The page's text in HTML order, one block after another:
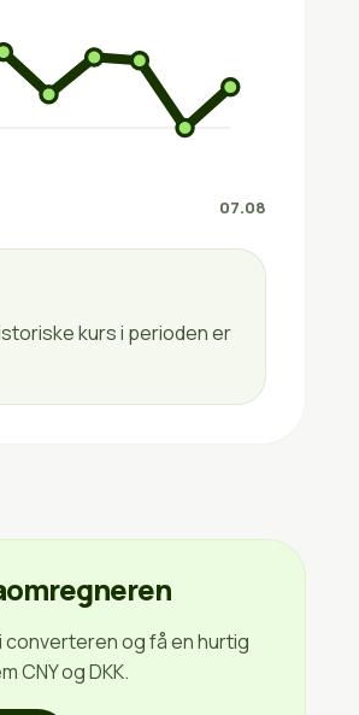
07.08
kurs i perioden er
converteren og få en hurtig
CNY og DKK.